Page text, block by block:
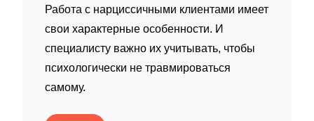
Работа с нарциссичными клиентами имеет
свои характерные особенности. И
специалисту важно их учитывать, чтобы
психологически не травмироваться
самому.